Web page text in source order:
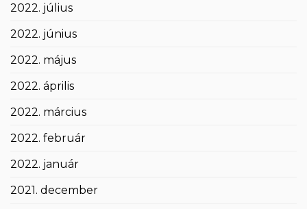
2022. július
2022. június
2022. május
2022. április
2022. március
2022. február
2022. január
2021. december